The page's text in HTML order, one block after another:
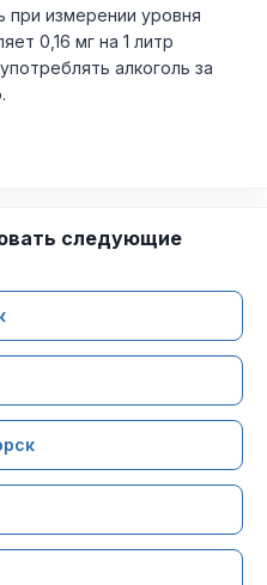
при измерении уровня
0,16 мг на 1 литр
алкоголь за
следующие